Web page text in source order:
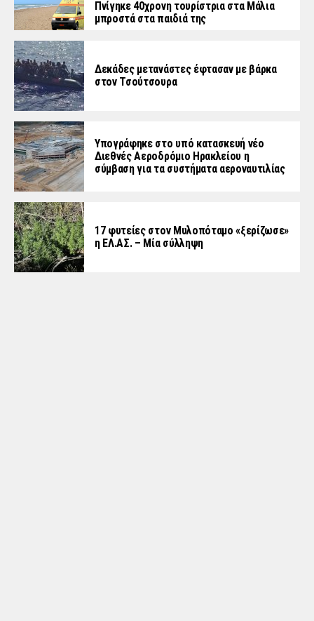
Πνίγηκε 40χρονη τουρίστρια στα Μάλια
μπροστά στα παιδιά της
Δεκάδες μετανάστες έφτασαν με βάρκα
στον Τσούτσουρα
Υπογράφηκε στο υπό κατασκευή νέο
Διεθνές Αεροδρόμιο Ηρακλείου η
σύμβαση για τα συστήματα αεροναυτιλίας
17 φυτείες στον Μυλοπόταμο «ξερίζωσε»
η ΕΛ.ΑΣ. – Μία σύλληψη